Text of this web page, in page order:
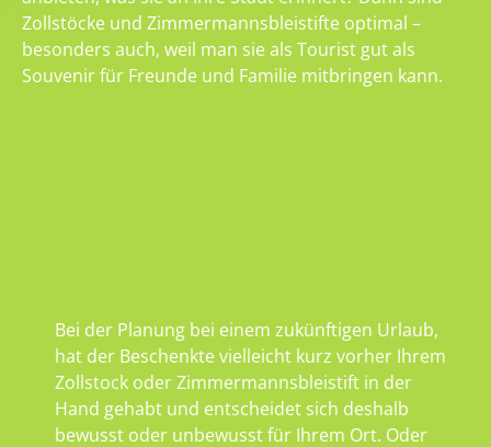
Zollstöcke und Zimmermannsbleistifte optimal –
besonders auch, weil man sie als Tourist gut als
Souvenir für Freunde und Familie mitbringen kann.
Bei der Planung bei einem zukünftigen Urlaub,
hat der Beschenkte vielleicht kurz vorher Ihrem
Zollstock oder Zimmermannsbleistift in der
Hand gehabt und entscheidet sich deshalb
bewusst oder unbewusst für Ihrem Ort. Oder